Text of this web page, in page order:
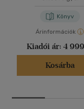
Könyv
Árinformációk
Kiadói ár: 4
Kosárba